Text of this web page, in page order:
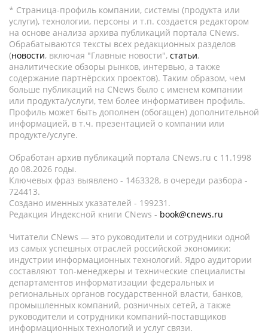
* Страница-профиль компании, системы (продукта или
услуги), технологии, персоны и т.п. создается редактором
на основе анализа архива публикаций портала CNews.
Обрабатываются тексты всех редакционных разделов
(новости, включая "Главные новости", статьи,
аналитические обзоры рынков, интервью, а также
содержание партнёрских проектов). Таким образом, чем
больше публикаций на CNews было с именем компании
или продукта/услуги, тем более информативен профиль.
Профиль может быть дополнен (обогащен) дополнительной
информацией, в т.ч. презентацией о компании или
продукте/услуге.
Обработан архив публикаций портала CNews.ru c 11.1998
до 08.2026 годы.
Ключевых фраз выявлено - 1463328, в очереди разбора -
724413.
Создано именных указателей - 199231.
Редакция Индексной книги CNews - book@cnews.ru
Читатели CNews — это руководители и сотрудники одной
из самых успешных отраслей российской экономики:
индустрии информационных технологий. Ядро аудитории
составляют топ-менеджеры и технические специалисты
департаментов информатизации федеральных и
региональных органов государственной власти, банков,
промышленных компаний, розничных сетей, а также
руководители и сотрудники компаний-поставщиков
информационных технологий и услуг связи.